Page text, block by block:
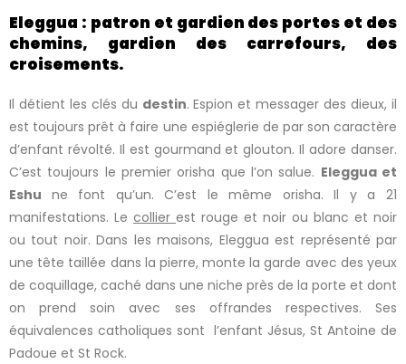
Eleggua : patron et gardien des portes et des
chemins, gardien des carrefours, des
croisements.
Il détient les clés du destin. Espion et messager des dieux, il
est toujours prêt à faire une espiéglerie de par son caractère
d’enfant révolté. Il est gourmand et glouton. Il adore danser.
C’est toujours le premier orisha que l’on salue. Eleggua et
Eshu ne font qu’un. C’est le même orisha. Il y a 21
manifestations. Le collier est rouge et noir ou blanc et noir
ou tout noir. Dans les maisons, Eleggua est représenté par
une tête taillée dans la pierre, monte la garde avec des yeux
de coquillage, caché dans une niche près de la porte et dont
on prend soin avec ses offrandes respectives. Ses
équivalences catholiques sont l’enfant Jésus, St Antoine de
Padoue et St Rock.